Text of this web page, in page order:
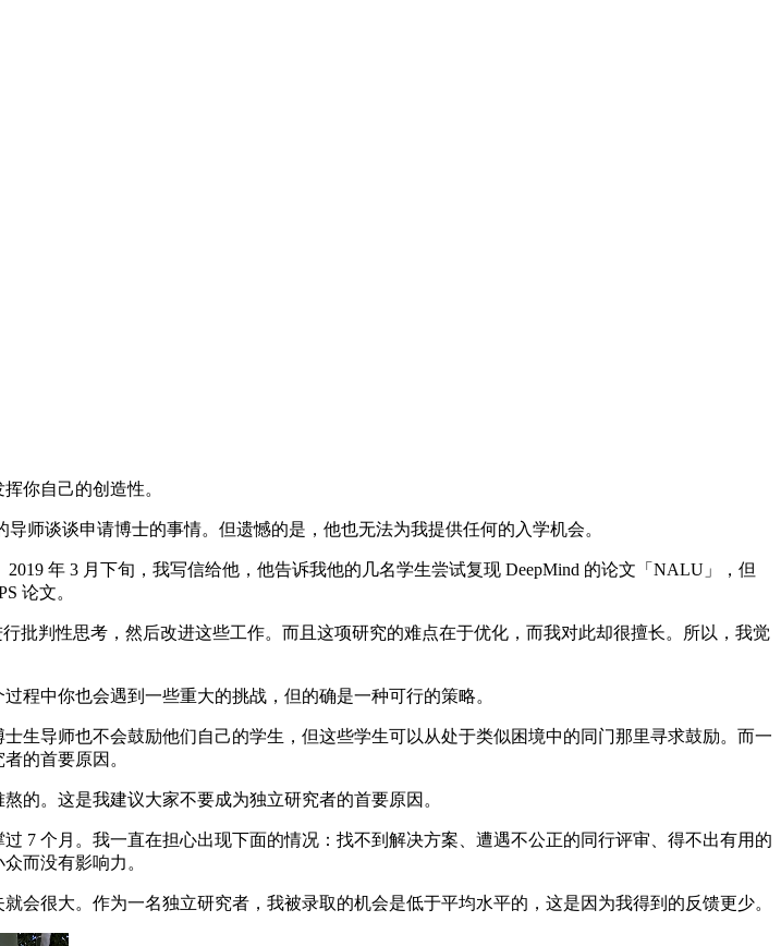
你自己的创造性。
谈谈申请博士的事情。但遗憾的是，他也无法为我提供任何的入学机会。
年 3 月下旬，我写信给他，他告诉我他的几名学生尝试复现 DeepMind 的论文「NALU」，但
论文。
判性思考，然后改进这些工作。而且这项研究的难点在于优化，而我对此却很擅长。所以，我觉
中你也会遇到一些重大的挑战，但的确是一种可行的策略。
导师也不会鼓励他们自己的学生，但这些学生可以从处于类似困境中的同门那里寻求鼓励。而一
的首要原因。
。这是我建议大家不要成为独立研究者的首要原因。
个月。我一直在担心出现下面的情况：找不到解决方案、遭遇不公正的同行评审、得不出有用的
而没有影响力。
很大。作为一名独立研究者，我被录取的机会是低于平均水平的，这是因为我得到的反馈更少。